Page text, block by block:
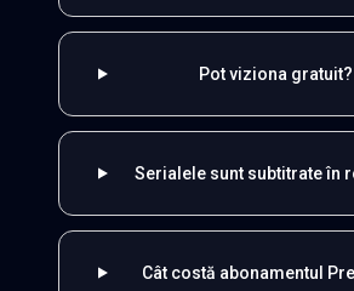
Pot viziona gratuit?
Serialele sunt subtitrate în
Cât costă abonamentul